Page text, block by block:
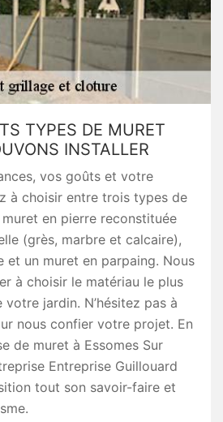
TYPES DE MURET
INSTALLER
vos goûts et votre
à choisir entre trois types de
en pierre reconstituée
(grès, marbre et calcaire),
et un muret en parpaing. Nous
à choisir le matériau le plus
jardin. N’hésitez pas à
nous confier votre projet. En
de muret à Essomes Sur
Entreprise Guillouard
tout son savoir-faire et